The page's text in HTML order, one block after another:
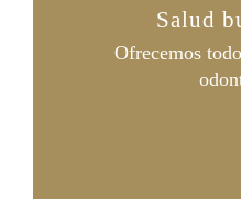
Salud
Ofrecemos